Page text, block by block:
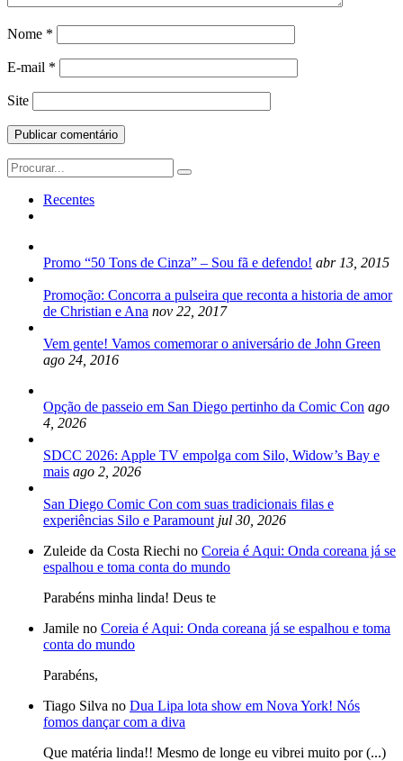
Nome *
E-mail *
Site
Search
for:
Recentes
Promo “50 Tons de Cinza” – Sou fã e defendo! abr 13, 2015
Promoção: Concorra a pulseira que reconta a historia de amor
de Christian e Ana nov 22, 2017
Vem gente! Vamos comemorar o aniversário de John Green
ago 24, 2016
Opção de passeio em San Diego pertinho da Comic Con ago
4, 2026
SDCC 2026: Apple TV empolga com Silo, Widow’s Bay e
mais ago 2, 2026
San Diego Comic Con com suas tradicionais filas e
experiências Silo e Paramount jul 30, 2026
Zuleide da Costa Riechi no Coreia é Aqui: Onda coreana já se
espalhou e toma conta do mundo
Parabéns minha linda! Deus te
Jamile no Coreia é Aqui: Onda coreana já se espalhou e toma
conta do mundo
Parabéns,
Tiago Silva no Dua Lipa lota show em Nova York! Nós
fomos dançar com a diva
Que matéria linda!! Mesmo de longe eu vibrei muito por (...)